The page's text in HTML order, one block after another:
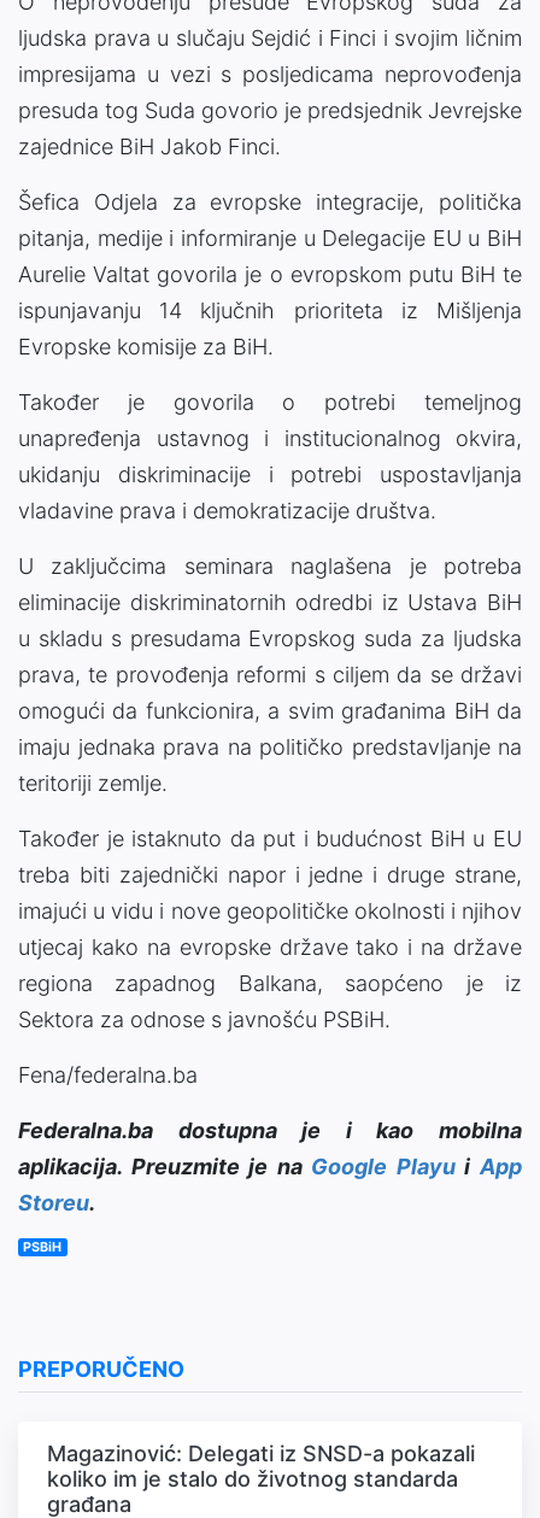
ljudska prava u slučaju Sejdić i Finci i svojim ličnim
impresijama u vezi s posljedicama neprovođenja
presuda tog Suda govorio je predsjednik Jevrejske
zajednice BiH Jakob Finci.
Šefica Odjela za evropske integracije, politička
pitanja, medije i informiranje u Delegacije EU u BiH
Aurelie Valtat govorila je o evropskom putu BiH te
ispunjavanju 14 ključnih prioriteta iz Mišljenja
Evropske komisije za BiH.
Također je govorila o potrebi temeljnog
unapređenja ustavnog i institucionalnog okvira,
ukidanju diskriminacije i potrebi uspostavljanja
vladavine prava i demokratizacije društva.
U zaključcima seminara naglašena je potreba
eliminacije diskriminatornih odredbi iz Ustava BiH
u skladu s presudama Evropskog suda za ljudska
prava, te provođenja reformi s ciljem da se državi
omogući da funkcionira, a svim građanima BiH da
imaju jednaka prava na političko predstavljanje na
teritoriji zemlje.
Također je istaknuto da put i budućnost BiH u EU
treba biti zajednički napor i jedne i druge strane,
imajući u vidu i nove geopolitičke okolnosti i njihov
utjecaj kako na evropske države tako i na države
regiona zapadnog Balkana, saopćeno je iz
Sektora za odnose s javnošću PSBiH.
Fena/federalna.ba
Federalna.ba dostupna je i kao mobilna
aplikacija. Preuzmite je na Google PlayuiApp
Storeu.
PSBiH
PREPORUČENO
Magazinović: Delegati iz SNSD-a pokazali
koliko im je stalo do životnog standarda
građana